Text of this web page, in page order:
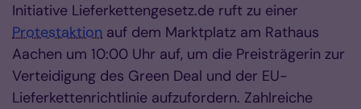
Initiative Lieferkettengesetz.de ruft zu einer
Protestaktion auf dem Marktplatz am Rathaus
Aachen um 10:00 Uhr auf, um die Preisträgerin zur
Verteidigung des Green Deal und der EU-
Lieferkettenrichtlinie aufzufordern. Zahlreiche